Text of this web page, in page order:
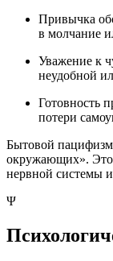
Привычка
в молчание
Уважение к
неудобной
Готовность
потери
Бытовой пацифизм
окружающих». Это
нервной системы
Ψ